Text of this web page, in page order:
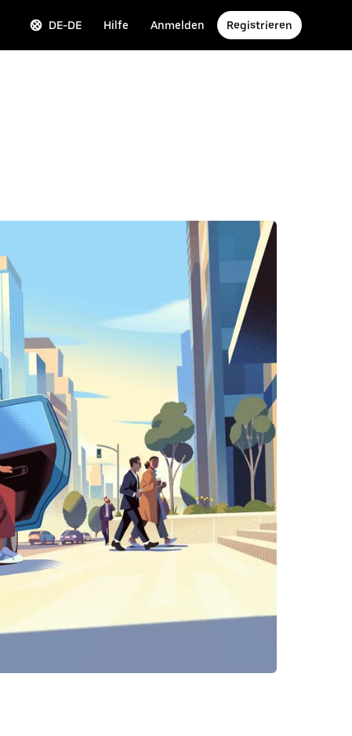
DE-DE Hilfe Anmelden Registrieren